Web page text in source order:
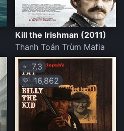
Kill the Irishman (2011)
Thanh Toán Trùm Mafia
⭐ 7.3
💛 16,862